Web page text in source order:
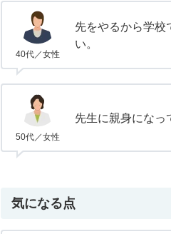
40代／女性
先をやるから学校
い。
50代／女性
先生に親身になっ
気になる点